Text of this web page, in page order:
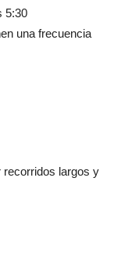
5:30
una frecuencia
recorridos largos y